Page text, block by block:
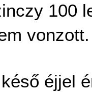
100
vonzott.
éjjel